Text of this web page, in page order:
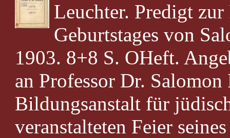
Leuchter. Predigt zur
Geburtstages von
1903. 8+8 S. OHeft.
an Professor Dr.
Bildungsanstalt für
veranstalteten Feier